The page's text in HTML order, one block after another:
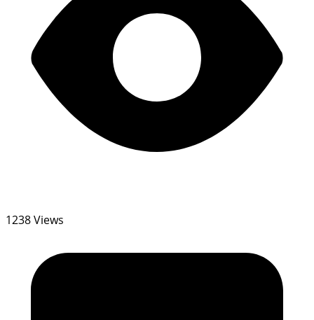
1238 Views